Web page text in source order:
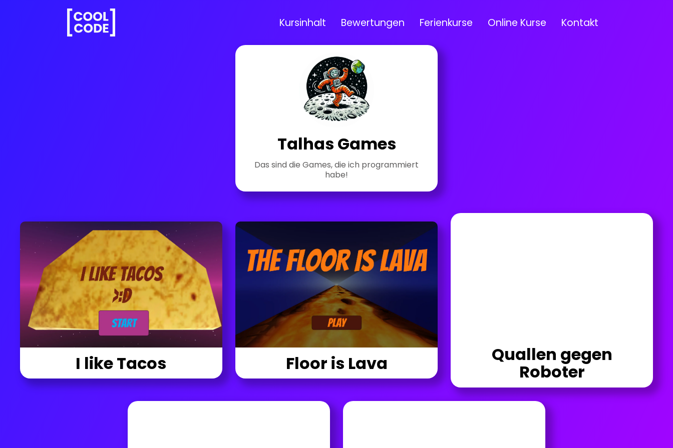
Talhas Games
Das sind die Games, die ich programmiert
habe!
I like Tacos Floor is Lava Quallen gegen
Roboter
Kursinhalt Bewertungen Ferienkurse Online Kurse Kontakt